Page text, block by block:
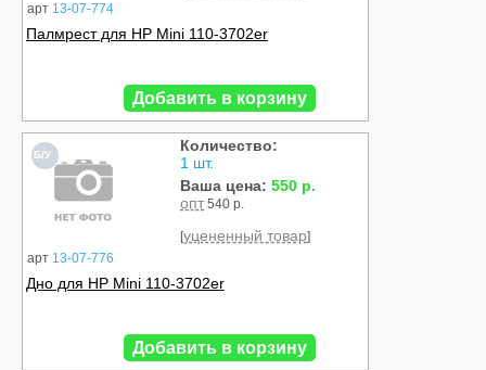
арт 13-07-774
Палмрест для HP Mini 110-3702er
Добавить в корзину
Б/У
арт 13-07-776
Количество:
1 шт.
Ваша цена: 550 р.
опт 540 р.
[уцененный товар]
Дно для HP Mini 110-3702er
Добавить в корзину